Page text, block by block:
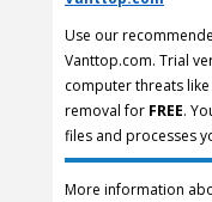
Use our
Vanttop.com. Trial
computer threats
removal for FREE.
files and processes
More information